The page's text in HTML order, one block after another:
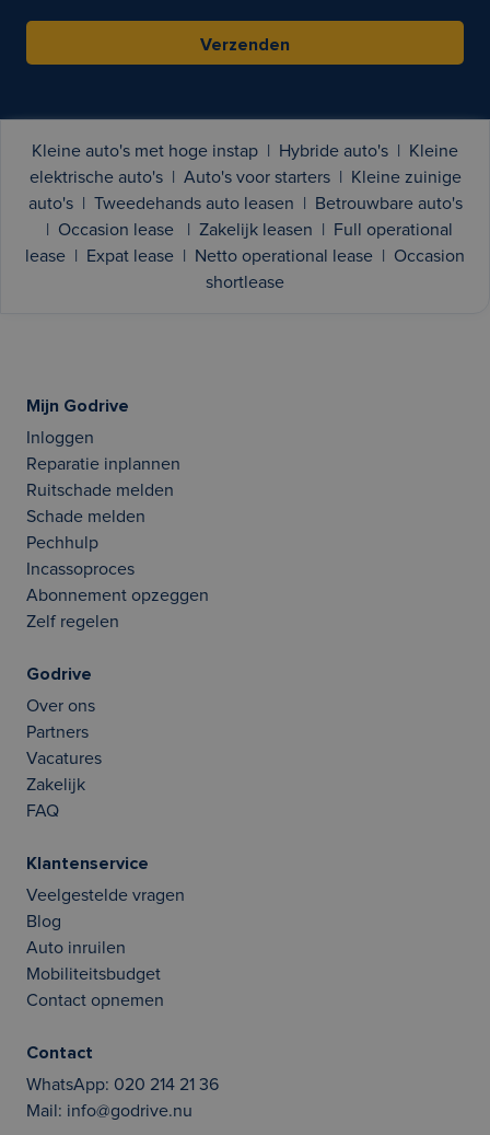
Verzenden
Kleine auto's met hoge instap Hybride auto's
Kleine
elektrische auto's
Auto's voor starters
Kleine zuinige
auto's
Tweedehands auto leasen
Betrouwbare auto's
Occasion lease Zakelijk leasen
Full operational
lease
Expat lease Netto operational lease
Occasion
shortlease
Mijn Godrive
Inloggen
Reparatie inplannen
Ruitschade melden
Schade melden
Pechhulp
Incassoproces
Abonnement opzeggen
Zelf regelen
Godrive
Over ons
Partners
Vacatures
Zakelijk
FAQ
Klantenservice
Veelgestelde vragen
Blog
Auto inruilen
Mobiliteitsbudget
Contact opnemen
Contact
WhatsApp: 020 214 21 36
Mail: info@godrive.nu